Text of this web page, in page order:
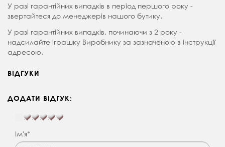
У разі гарантійних випадків в період першого року -
звертайтеся до менеджерів нашого бутику.
У разі гарантійних випадків, починаючи з 2 року -
надсилайте іграшку Виробнику за зазначеною в інструкції
адресою.
ВІДГУКИ
ДОДАТИ ВІДГУК:
Ім'я*